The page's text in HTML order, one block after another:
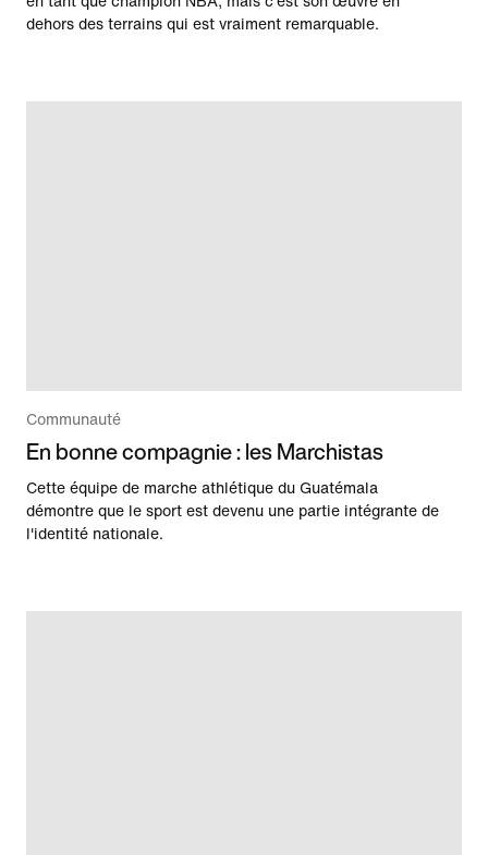
dehors des terrains qui est vraiment remarquable.
Communauté
En bonne compagnie : les Marchistas
Cette équipe de marche athlétique du Guatémala
démontre que le sport est devenu une partie intégrante de
l'identité nationale.